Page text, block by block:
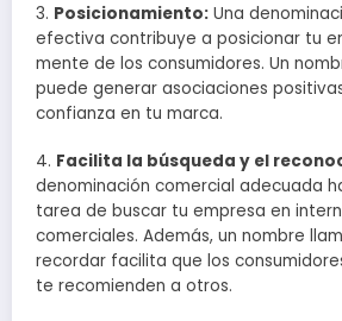
3. Posicionamiento: Una
efectiva contribuye a posicionar tu
mente de los consumidores. Un
puede generar asociaciones
confianza en tu marca.
4. Facilita la búsqueda y el
denominación comercial adecuada
tarea de buscar tu empresa en
comerciales. Además, un nombre
recordar facilita que los
te recomienden a otros.